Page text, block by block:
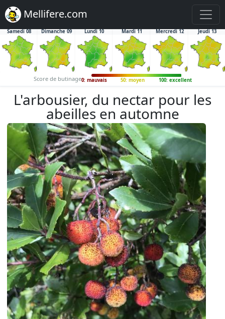
Mellifere.com
Samedi 08 Dimanche 09 Lundi 10 Mardi 11 Mercredi 12 Jeudi 13
Score de butinage0: mauvais 50: moyen 100: excellent
L'arbousier, du nectar pour les
abeilles en automne